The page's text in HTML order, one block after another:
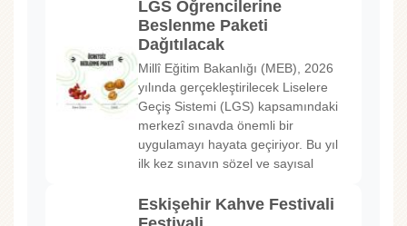
LGS Öğrencilerine
Beslenme Paketi
Dağıtılacak
Millî Eğitim Bakanlığı (MEB), 2026
yılında gerçekleştirilecek Liselere
Geçiş Sistemi (LGS) kapsamındaki
merkezî sınavda önemli bir
uygulamayı hayata geçiriyor. Bu yıl
ilk kez sınavın sözel ve sayısal
Eskişehir Kahve Festivali